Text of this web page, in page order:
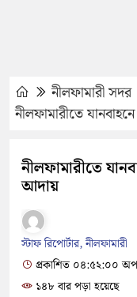
নীলফামারী সদর
নীলফামারীতে
নীলফামারীতে
আদায়
স্টাফ রিপোর্টার, নীলফামারী
প্রকাশিত ০৪:৫২:০০
১৪৮ বার পড়া হয়েছে